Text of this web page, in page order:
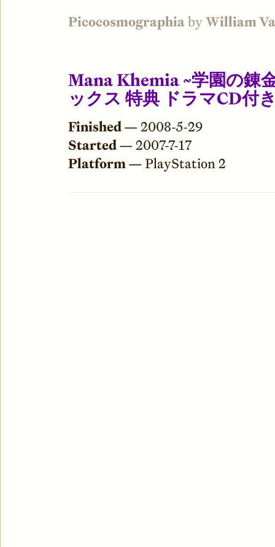
PicocosmographiabyWilliam
Mana Khemia ~学園の錬
ックス 特典 ドラマCD付
Finished — 2008-5-29
Started — 2007-7-17
Platform — PlayStation 2